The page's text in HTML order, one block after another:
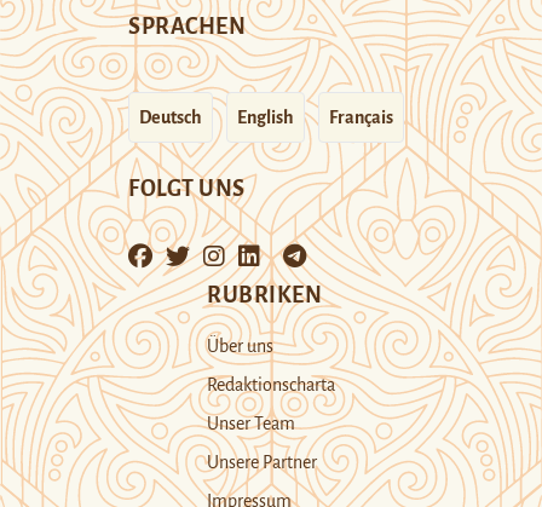
SPRACHEN
Deutsch English Français
FOLGT UNS
RUBRIKEN
Über uns
Redaktionscharta
Unser Team
Unsere Partner
Impressum